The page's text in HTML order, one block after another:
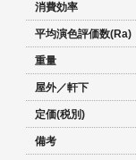
消費効率
平均演色評価数(Ra)
重量
屋外／軒下
定価(税別)
備考